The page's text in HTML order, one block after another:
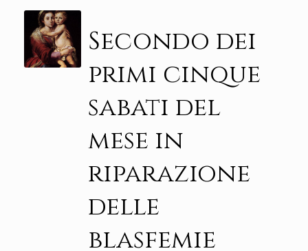
Secondo dei
primi cinque
sabati del
mese in
riparazione
delle
blasfemie